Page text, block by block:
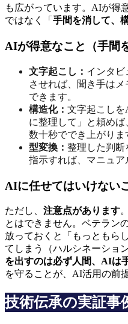
も広がっています。AIが得
ではなく「 手間を消して、
AIが得意なこと（手間
文字起こし： インタビ
させれば、聞き手は
できます。
構造化： 文字起こし
に整理して」と頼め
数十秒ででき上がりま
型変換： 整理した判断
指示すれば、マニュア
AIに任せてはいけない
ただし、 注意点があります
とはできません。ベテラン
放っておくと「もっともら
てしまう（ハルシネーショ
を出すのは必ず人間、AIは
を守ることが、AI活用の前
技術伝承の実証事